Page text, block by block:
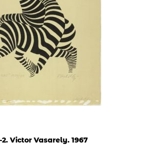
2. Victor Vasarely. 1967